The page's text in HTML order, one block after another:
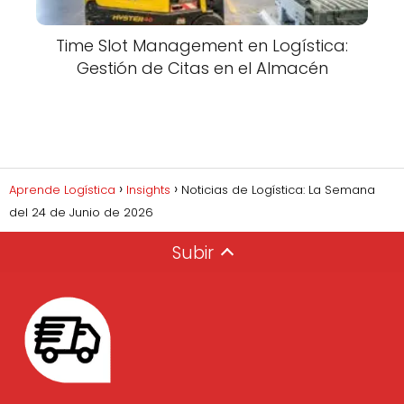
Time Slot Management en Logística:
Gestión de Citas en el Almacén
Aprende Logística Insights
Noticias de Logística: La Semana
del 24 de Junio de 2026
Subir